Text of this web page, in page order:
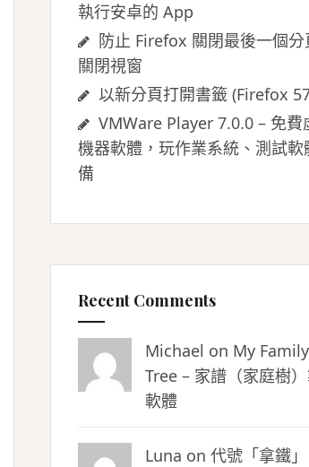
執行安卓的 App
防止 Firefox 關閉最後一個分
關閉視窗
以新分頁打開書籤 (Firefox
VMWare Player 7.0.0 – 免費
機器軟體，玩作業系統、測試軟
備
Recent Comments
Michael on My Family
Tree – 家譜（家庭樹
軟體
Luna on 代號「拿鐵」